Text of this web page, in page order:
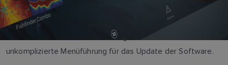
Die intuitive Bedienersoftware LightHouse bietet Ihnen eine
unkomplizierte Menüführung für das Update der Software.